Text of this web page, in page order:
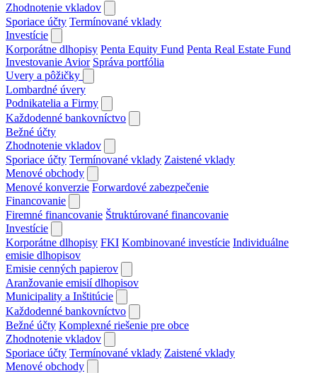
Zhodnotenie vkladov
Sporiace účty Termínované vklady
Investície
Korporátne dlhopisy Penta Equity Fund Penta Real Estate Fund
Investovanie Avior Správa portfólia
Uvery a pôžičky
Lombardné úvery
Podnikatelia a Firmy
Každodenné bankovníctvo
Bežné účty
Zhodnotenie vkladov
Sporiace účty Termínované vklady Zaistené vklady
Menové obchody
Menové konverzie Forwardové zabezpečenie
Financovanie
Firemné financovanie Štruktúrované financovanie
Investície
Korporátne dlhopisy FKI Kombinované investície Individuálne
emisie dlhopisov
Emisie cenných papierov
Aranžovanie emisií dlhopisov
Municipality a Inštitúcie
Každodenné bankovníctvo
Bežné účty Komplexné riešenie pre obce
Zhodnotenie vkladov
Sporiace účty Termínované vklady Zaistené vklady
Menové obchody